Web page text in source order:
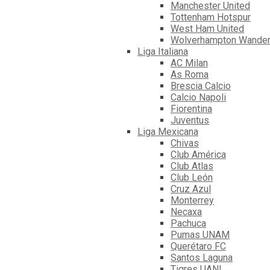
Manchester United
Tottenham Hotspur
West Ham United
Wolverhampton
Liga Italiana
AC Milan
As Roma
Brescia Calcio
Calcio Napoli
Fiorentina
Juventus
Liga Mexicana
Chivas
Club América
Club Atlas
Club León
Cruz Azul
Monterrey
Necaxa
Pachuca
Pumas UNAM
Querétaro FC
Santos Laguna